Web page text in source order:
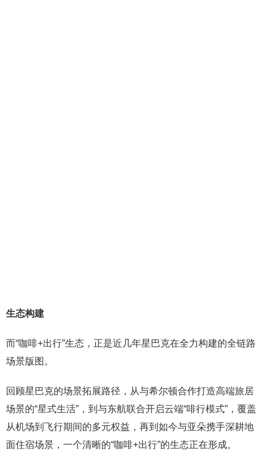
生态构建
而“咖啡+出行”生态，正是近几年星巴克在全力构建的全链路
场景版图。
回顾星巴克的场景拓展路径，从与希尔顿合作打造高端旅居
场景的“星式生活”，到与东航联合开启云端“啡行模式”，覆盖
从机场到飞行期间的多元权益，再到如今与亚朵携手深耕地
面住宿场景，一个清晰的“咖啡+出行”的生态正在形成。